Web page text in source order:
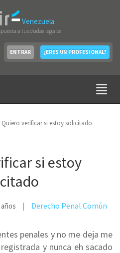
Venezuela
a tus dudas legales
ENTRAR ¿ERES UN PROFESIONAL?
Quiero verificar si estoy solicitado
si estoy
Derecho Penal Común
penales y no me deja me
y nunca eh sacado